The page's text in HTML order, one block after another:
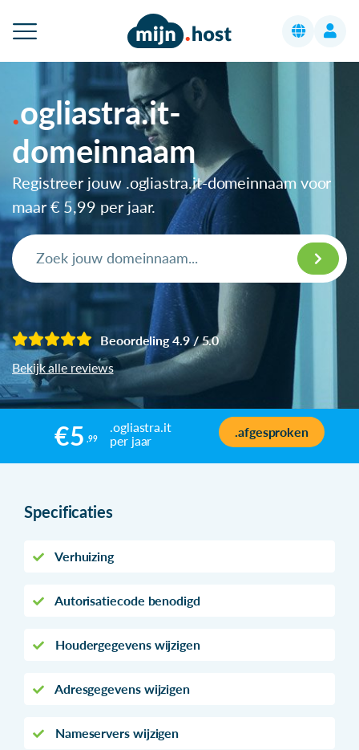
ogliastra.it-
domeinnaam
Registreer jouw .ogliastra.it-domeinnaam voor
maar € 5,99 per jaar.
Beoordeling 4.9 / 5.0
Bekijk alle reviews
€5 ,99
.ogliastra.it
per jaar
.afgesproken
Specificaties
Verhuizing
Autorisatiecode benodigd
Houdergegevens wijzigen
Adresgegevens wijzigen
Nameservers wijzigen